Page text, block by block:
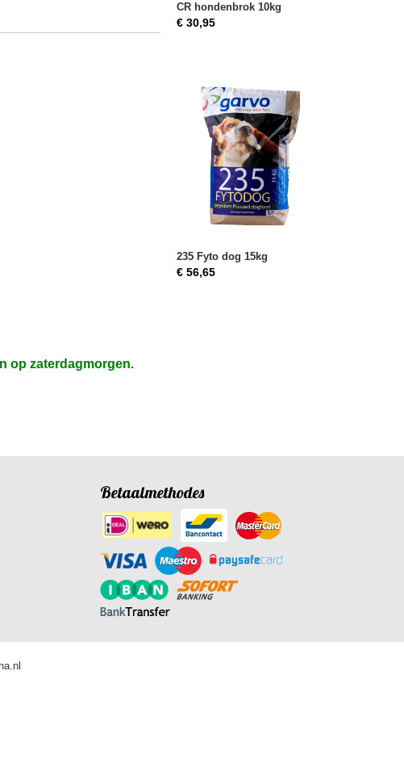
CR hondenbrok 10kg
€ 30,95
235 Fyto dog 15kg
€ 56,65
op zaterdagmorgen.
Betaalmethodes